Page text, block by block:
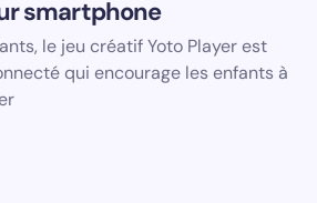
smartphone
le jeu créatif Yoto Player est
qui encourage les enfants à